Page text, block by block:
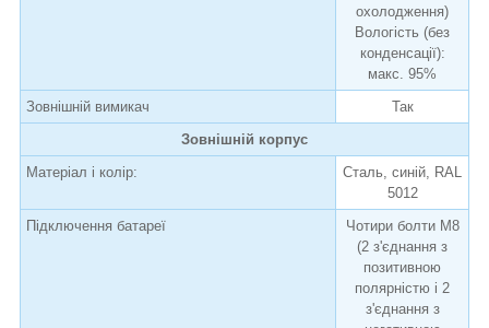
охолодження)
Вологість (без
конденсації):
макс. 95%
Зовнішній вимикач
Так
Зовнішній корпус
Матеріал і колір:
Сталь, синій, RAL
5012
Підключення батареї
Чотири болти M8
(2 з'єднання з
позитивною
полярністю і 2
з'єднання з